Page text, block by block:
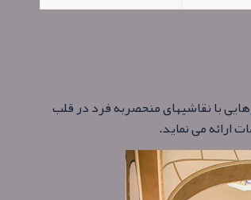
با نقاشیهای منحصربه فرد در قلب
ارائه می نماید.